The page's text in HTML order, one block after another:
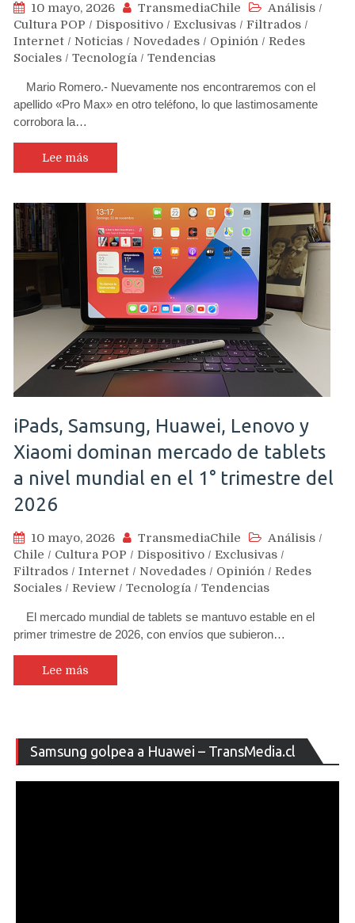
10 mayo, 2026 TransmediaChile Análisis /
Cultura POP / Dispositivo / Exclusivas / Filtrados /
Internet / Noticias / Novedades / Opinión / Redes
Sociales / Tecnología / Tendencias
Mario Romero.- Nuevamente nos encontraremos con el
apellido «Pro Max» en otro teléfono, lo que lastimosamente
corrobora la…
Lee más
iPads, Samsung, Huawei, Lenovo y
Xiaomi dominan mercado de tablets
a nivel mundial en el 1° trimestre del
2026
10 mayo, 2026 TransmediaChile Análisis /
Chile / Cultura POP / Dispositivo / Exclusivas /
Filtrados / Internet / Novedades / Opinión / Redes
Sociales / Review / Tecnología / Tendencias
El mercado mundial de tablets se mantuvo estable en el
primer trimestre de 2026, con envíos que subieron…
Lee más
Samsung golpea a Huawei – TransMedia.cl
de